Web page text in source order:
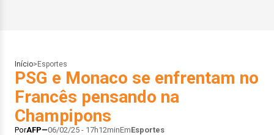
Início> Esportes
PSG e Monaco se enfrentam no
Francês pensando na
Champipons
PorAFP 06/02/25 - 17h12minEmEsportes